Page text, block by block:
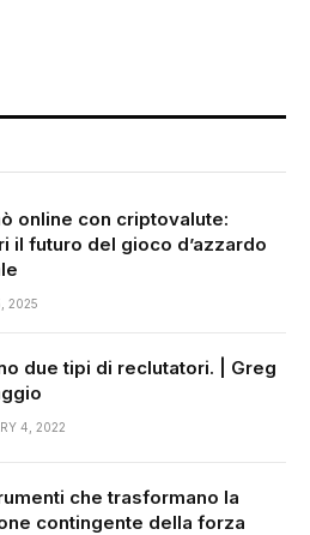
online con criptovalute:
il futuro del gioco d’azzardo
2025
due tipi di reclutatori. | Greg
4, 2022
che trasformano la
contingente della forza